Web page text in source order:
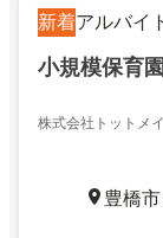
新着アルバイ
小規模保育
株式会社トットメ
豊橋